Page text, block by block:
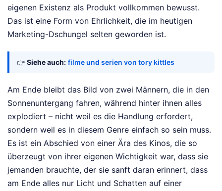
eigenen Existenz als Produkt vollkommen bewusst.
Das ist eine Form von Ehrlichkeit, die im heutigen
Marketing-Dschungel selten geworden ist.
👉 Siehe auch: filme und serien von tory kittles
Am Ende bleibt das Bild von zwei Männern, die in den
Sonnenuntergang fahren, während hinter ihnen alles
explodiert – nicht weil es die Handlung erfordert,
sondern weil es in diesem Genre einfach so sein muss.
Es ist ein Abschied von einer Ära des Kinos, die so
überzeugt von ihrer eigenen Wichtigkeit war, dass sie
jemanden brauchte, der sie sanft daran erinnert, dass
am Ende alles nur Licht und Schatten auf einer